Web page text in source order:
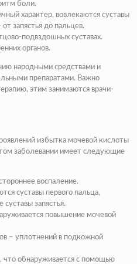
боли.
характер, вовлекаются суставы
запястья до пальцев.
подвздошных суставах.
органов.
народными средствами и
препаратами. Важно
этим занимаются врачи-
избытка мочевой кислоты
заболевании имеет следующие
воспаление.
суставы первого пальца,
суставы запястья.
повышение мочевой
– уплотнений в подкожной
что обнаруживается с помощью